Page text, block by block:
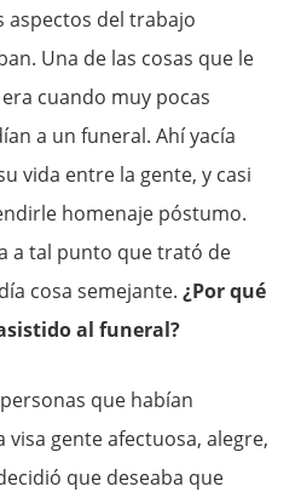
aspectos del trabajo
Una de las cosas que le
cuando muy pocas
a un funeral. Ahí yacía
vida entre la gente, y casi
homenaje póstumo.
a tal punto que trató de
cosa semejante.¿Por qué
al funeral?
que habían
gente afectuosa, alegre,
que deseaba que